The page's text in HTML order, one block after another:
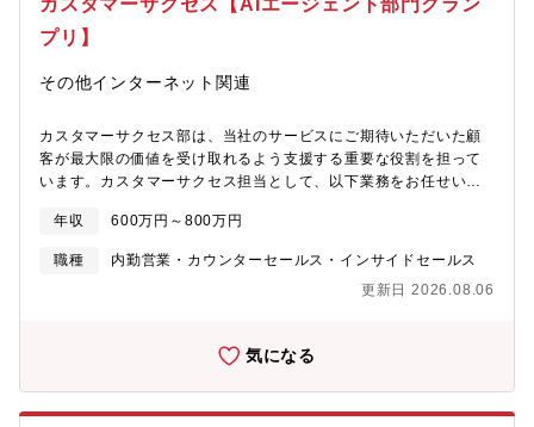
調整、座組・商流の最適化■パートナーサクセスの仕組み構築
（0→1）・パートナーサクセスのオペレーション・プロセス設
スのKPI設計、効果測定・プロダクトチームへのフィードバック、
Win-Win-Winの協業体制を強化することです。具体的には、以下3
つの役割を担います：・パートナー経由顧客へのカスタマーサク
セス支援：導入・活用支援、技術サポート、成果創出・パートナ
ー企業への提言・支援：技術情報の共有、課題解決支援・パート
設計し、再現性ある支援体制を確立【募集背景】アライアンス事
業部の売上拡大に伴い、パートナー経由での受注が増加していま
務となりました。OEM先や代理店を通じた案件は、直販とは異な
い合わせも多いため、パートナーサクセス専任ポジションを新設
し、パートナー企業と顧客の双方に対して最適な支援を提供する
カスタマーサクセス【AIエージェント部門グラン
プリ】
その他インターネット関連
カスタマーサクセス部は、当社のサービスにご期待いただいた顧
客が最大限の価値を受け取れるよう支援する重要な役割を担って
います。カスタマーサクセス担当として、以下業務をお任せいた
の導入支援を行い、製品の基本的な使い方や機能について説明し
ます。顧客がスムーズに製品を利用開始できるよう、必要な準備
やサポートを提供します。■技術サポート・顧客からの技術的な質
問や問題に対応します。コードの生成や解説、改善提案、バグチ
し、それに合わせた製品の活用方法を提案します。顧客が目標を
ンプトの作成代行と設計・顧客のニーズに応じたカスタマイズさ
年収 600万円～800万円
職種
内勤営業・カウンターセールス・インサイドセールス
更新日 2026.08.06
気になる